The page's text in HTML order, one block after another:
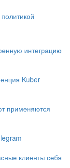
политикой
интеграцию
Kuber
применяются
клиенты себя